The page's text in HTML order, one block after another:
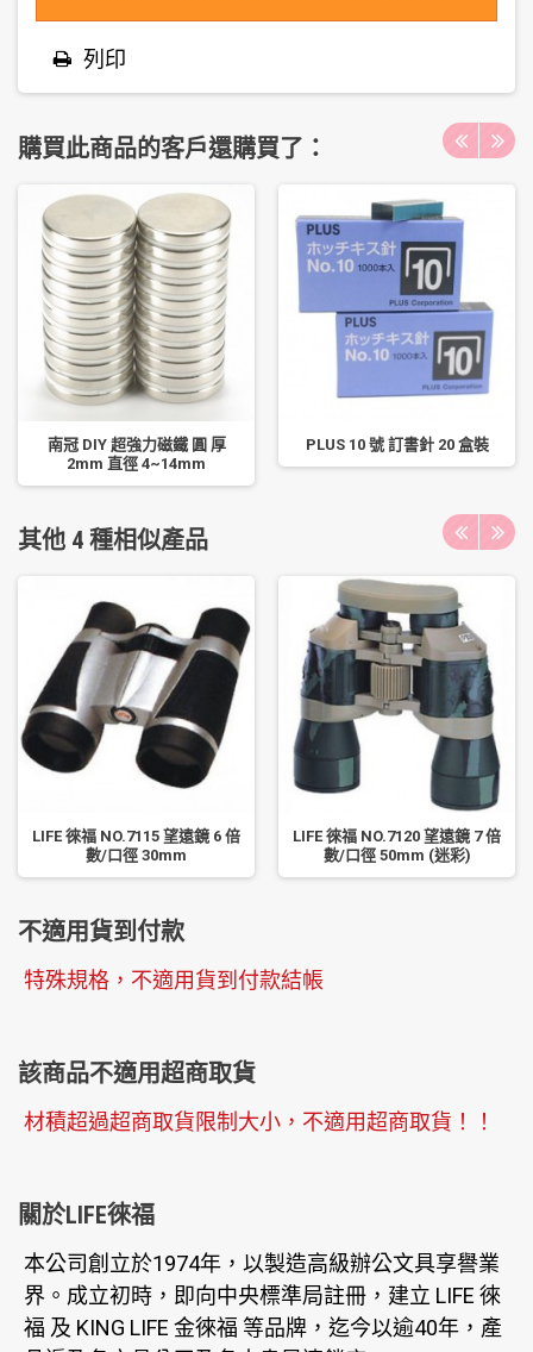
列印
購買此商品的客戶還購買了：
南冠 DIY 超強力磁鐵 圓 厚
2mm 直徑 4~14mm
PLUS 10 號 訂書針 20 盒裝
其他 4 種相似產品
LIFE 徠福 NO.7115 望遠鏡 6 倍
數/口徑 30mm
LIFE 徠福 NO.7120 望遠鏡 7 倍
數/口徑 50mm (迷彩)
不適用貨到付款
特殊規格，不適用貨到付款結帳
該商品不適用超商取貨
材積超過超商取貨限制大小，不適用超商取貨！！
關於LIFE徠福
本公司創立於1974年，以製造高級辦公文具享譽業
界。成立初時，即向中央標準局註冊，建立 LIFE 徠
福 及 KING LIFE 金徠福 等品牌，迄今以逾40年，產